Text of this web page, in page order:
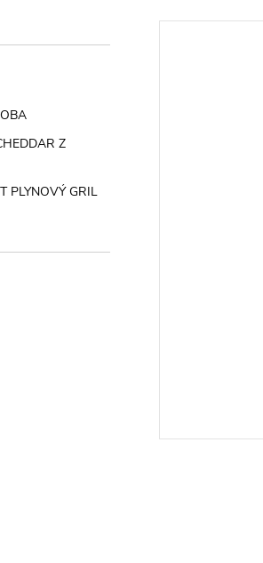
Z
PLYNOVÝ GRIL